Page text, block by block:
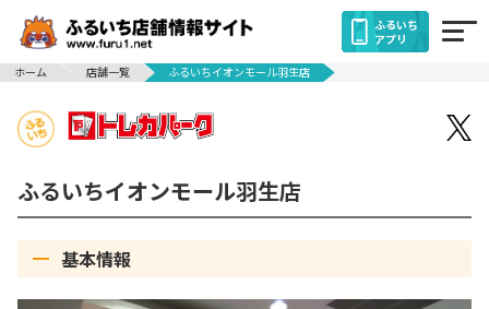
ふるいち
アプリ
ホーム
店舗一覧 ふるいちイオンモール羽生店
ふるいちイオンモール羽生店
基本情報